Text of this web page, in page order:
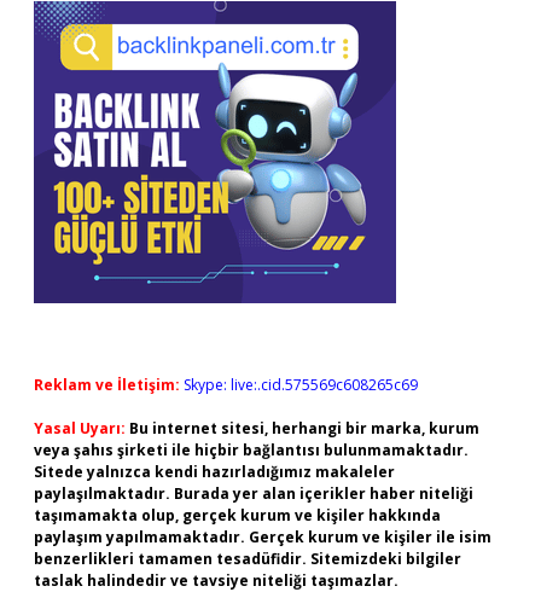
Reklam ve İletişim: Skype: live:.cid.575569c608265c69
Yasal Uyarı: Bu internet sitesi, herhangi bir marka, kurum
veya şahıs şirketi ile hiçbir bağlantısı bulunmamaktadır.
Sitede yalnızca kendi hazırladığımız makaleler
paylaşılmaktadır. Burada yer alan içerikler haber niteliği
taşımamakta olup, gerçek kurum ve kişiler hakkında
paylaşım yapılmamaktadır. Gerçek kurum ve kişiler ile isim
benzerlikleri tamamen tesadüfidir. Sitemizdeki bilgiler
taslak halindedir ve tavsiye niteliği taşımazlar.